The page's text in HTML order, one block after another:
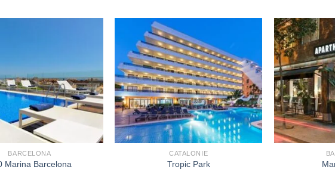
BARCELONA
Marina Barcelona
CATALONIE
Tropic Park